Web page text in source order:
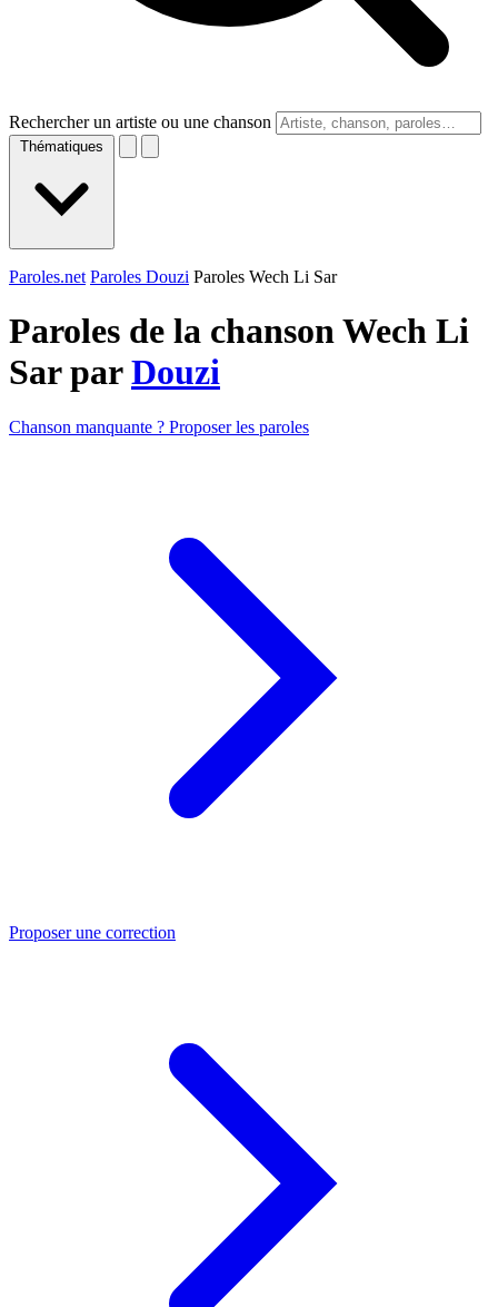
Rechercher un artiste ou une chanson
Thématiques
Paroles.net Paroles Douzi Paroles Wech Li Sar
Paroles de la chanson Wech Li
Sar parDouzi
Chanson manquante ? Proposer les paroles
Proposer une correction